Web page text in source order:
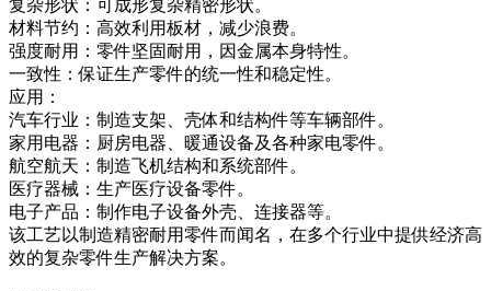
复杂形状：可成形复杂精密形状。
材料节约：高效利用板材，减少浪费。
强度耐用：零件坚固耐用，因金属本身特性。
一致性：保证生产零件的统一性和稳定性。
应用：
汽车行业：制造支架、壳体和结构件等车辆部件。
家用电器：厨房电器、暖通设备及各种家电零件。
航空航天：制造飞机结构和系统部件。
医疗器械：生产医疗设备零件。
电子产品：制作电子设备外壳、连接器等。
该工艺以制造精密耐用零件而闻名，在多个行业中提供经济高
效的复杂零件生产解决方案。